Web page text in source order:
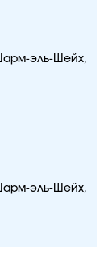
эль-Шейх,
эль-Шейх,